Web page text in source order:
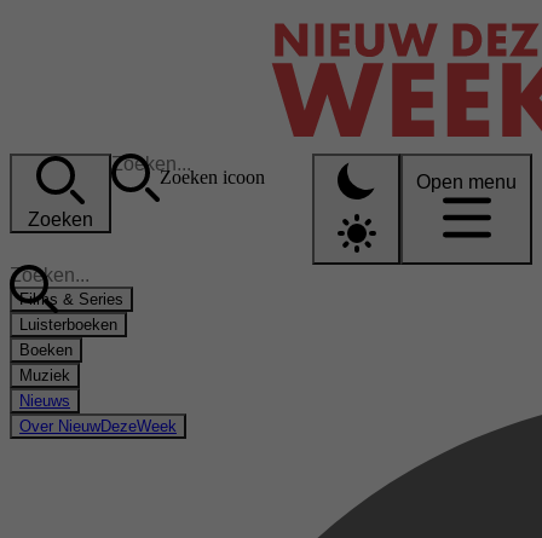
Zoeken
Zoeken icoon Open menu
Films & Series
Luisterboeken
Boeken
Muziek
Nieuws
Over NieuwDezeWeek